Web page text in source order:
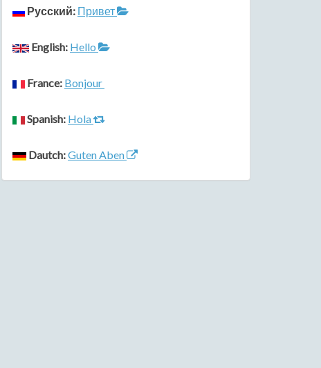
Русский: Привет
English: Hello
France: Bonjour
Spanish: Hola
Dautch:Guten Aben